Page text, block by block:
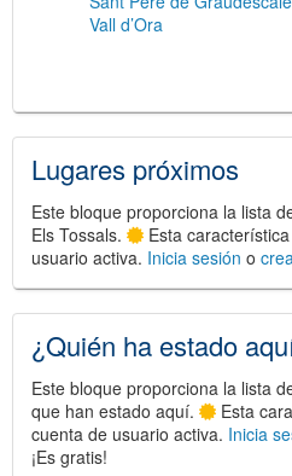
©
and its
©Institut
Catalunya
Vall d’Ora
Lugares próximos
Este bloque proporciona la lista
Els Tossals.
Esta
usuario activa. Inicia sesión o
¿Quién ha estado
Este bloque proporciona la lista
que han estado aquí.
Esta
cuenta de usuario activa. Inicia
¡Es gratis!